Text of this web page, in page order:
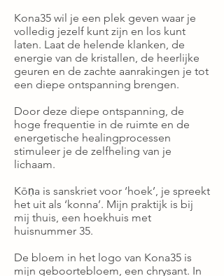
Kona35 wil je een plek geven waar je
volledig jezelf kunt zijn en los kunt
laten. ​Laat de helende klanken, de
energie van de kristallen, de heerlijke
geuren en de zachte aanrakingen je tot
een diepe ontspanning brengen.
​Door deze diepe ontspanning, de
hoge frequentie in de ruimte en de
energetische healingprocessen
stimuleer je de zelfheling van je
lichaam.
Kōṇa is sanskriet voor ‘hoek’, je spreekt
het uit als ‘konna’. Mijn praktijk is bij
mij thuis, een hoekhuis met
huisnummer 35.
De bloem in het logo van Kona35 is
mijn geboortebloem, een chrysant. In